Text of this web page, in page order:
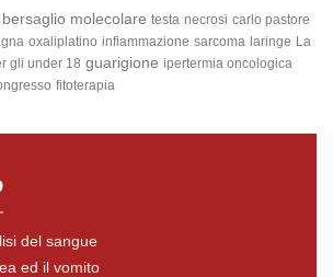
bersaglio molecolare testa necrosi carlo pastore
oxaliplatino infiammazione sarcoma laringe La
gli under 18 guarigione ipertermia oncologica
fitoterapia
del sangue
ed il vomito